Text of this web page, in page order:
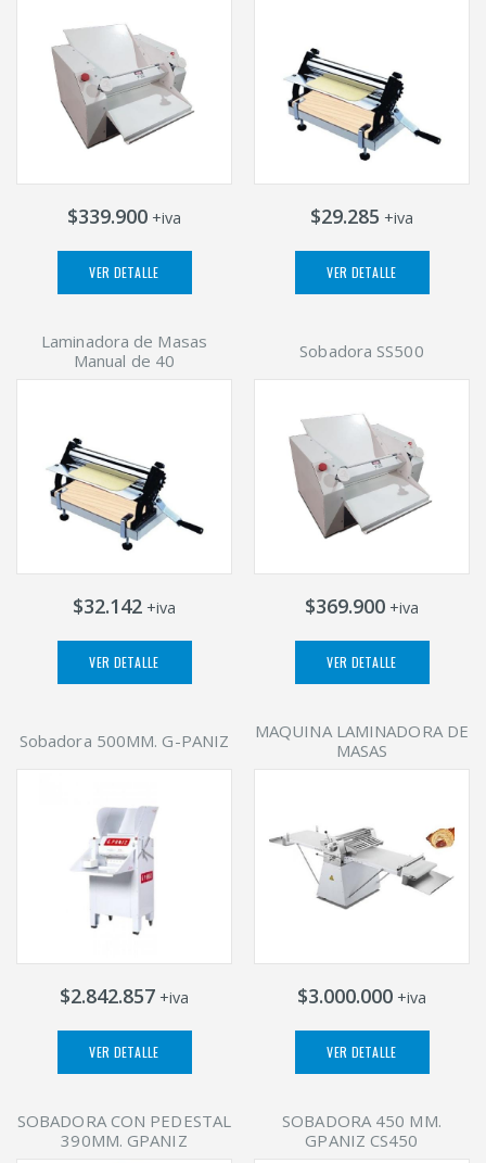
$339.900 +iva
VER DETALLE
$29.285 +iva
VER DETALLE
Laminadora de Masas
Manual de 40
$32.142 +iva
VER DETALLE
Sobadora SS500
$369.900 +iva
VER DETALLE
Sobadora 500MM. G-PANIZ
$2.842.857 +iva
VER DETALLE
MAQUINA LAMINADORA DE
MASAS
$3.000.000 +iva
VER DETALLE
SOBADORA CON PEDESTAL
390MM. GPANIZ
SOBADORA 450 MM.
GPANIZ CS450